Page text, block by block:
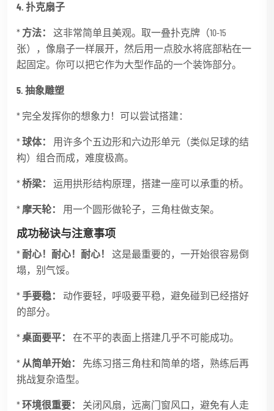
4. 扑克扇子
* 方法：
这非常简单且美观。取一叠扑克牌（10-15
张），像扇子一样展开，然后用一点胶水将底部粘在一
起固定。你可以把它作为大型作品的一个装饰部分。
5. 抽象雕塑
* 完全发挥你的想象力！可以尝试搭建：
*球体：
用许多个五边形和六边形单元（类似足球的结
构）组合而成，难度极高。
*桥梁： 运用拱形结构原理，搭建一座可以承重的桥。
* 摩天轮： 用一个圆形做轮子，三角柱做支架。
成功秘诀与注意事项
*耐心！耐心！耐心！
这是最重要的，一开始很容易倒
塌，别气馁。
*手要稳：
动作要轻，呼吸要平稳，避免碰到已经搭好
的部分。
*桌面要平： 在不平的表面上搭建几乎不可能成功。
* 从简单开始：
先练习搭三角柱和简单的塔，熟练后再
挑战复杂造型。
*环境很重要：
关闭风扇，远离门窗风口，避免有人走